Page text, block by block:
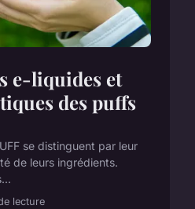
e-liquides et
des puffs
se distinguent par leur
de leurs ingrédients.
lecture